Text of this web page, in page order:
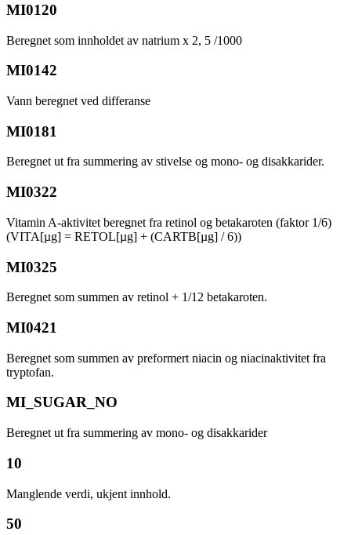
MI0120
Beregnet som innholdet av natrium x 2, 5 /1000
MI0142
Vann beregnet ved differanse
MI0181
Beregnet ut fra summering av stivelse og mono- og disakkarider.
MI0322
Vitamin A-aktivitet beregnet fra retinol og betakaroten (faktor 1/6)
(VITA[µg] = RETOL[µg] + (CARTB[µg] / 6))
MI0325
Beregnet som summen av retinol + 1/12 betakaroten.
MI0421
Beregnet som summen av preformert niacin og niacinaktivitet fra
tryptofan.
MI_SUGAR_NO
Beregnet ut fra summering av mono- og disakkarider
10
Manglende verdi, ukjent innhold.
50